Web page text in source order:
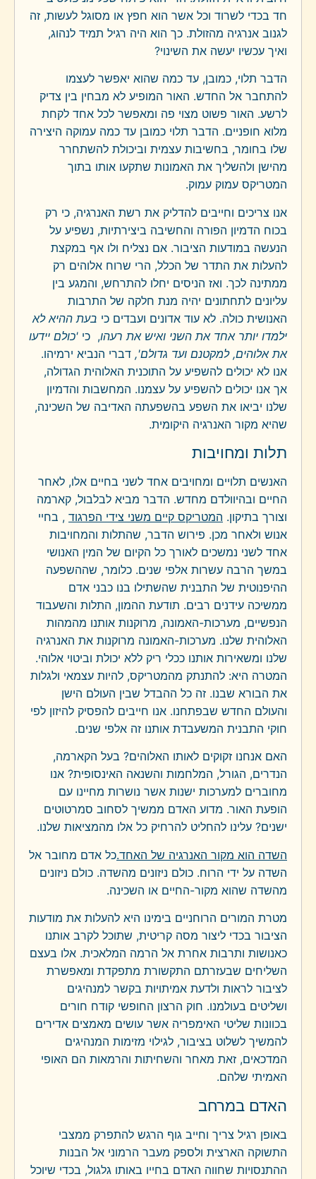
חד בכדי לשרוד וכל אשר הוא חפץ או מסוגל לעשות, זה
לגנוב אנרגיה מהזולת. כך הוא היה רגיל תמיד לנהוג,
ואיך עכשיו יעשה את השינוי?
הדבר תלוי, כמובן, עד כמה שהוא יאפשר לעצמו
להתחבר אל החדש. האור המופיע לא מבחין בין צדיק
לרשע. האור פשוט מצוי פה ומאפשר לכל אחד לקחת
מלוא חופניים. הדבר תלוי כמובן עד כמה עמוקה היצירה
שלו בחומר, בחשיבות עצמית וביכולת להשתחרר
מהישן ולהשליך את האמונות שתקעו אותו בתוך
המטריקס עמוק עמוק.
אנו צריכים וחייבים להדליק את רשת האנרגיה, כי רק
בכוח הדמיון הפורה והחשיבה ביצירתיות, נשפיע על
הנעשה במודעות הציבור. אם נצליח ולו אף במקצת
להעלות את התדר של הכלל, הרי שרוח אלוהים רק
ממתינה לכך. ואז הניסים יחלו להתרחש, והמגע בין
עליונים לתחתונים יהיה מנת חלקה של התרבות
האנושית כולה. לא עוד אדונים ועבדים כי בעת ההיא לא
ילמדו יותר אחד את השני ואיש את רעהו, כי 'כולם יידעו
את אלוהים, למקטנם ועד גדולם', דברי הנביא ירמיהו.
אנו לא יכולים להשפיע על התוכנית האלוהית הגדולה,
אך אנו יכולים להשפיע על עצמנו. המחשבות והדמיון
שלנו יביאו את השפע בהשפעתה האדיבה של השכינה,
שהיא מקור האנרגיה היקומית.
תלות ומחויבות
האנשים תלויים ומחויבים אחד לשני בחיים אלו, לאחר
החיים ובהיוולדם מחדש. הדבר מביא לבלבול, קארמה
וצורך בתיקון. המטריקס קיים משני צידי הפרגוד , בחיי
אנוש ולאחר מכן. פירוש הדבר, שהתלות והמחויבות
אחד לשני נמשכים לאורך כל הקיום של המין האנושי
במשך הרבה עשרות אלפי שנים. כלומר, שההשפעה
ההיפנוטית של התבנית שהשתילו בנו כבני אדם
ממשיכה עידנים רבים. תודעת ההמון, התלות והשעבוד
הנפשיים, מערכות-האמונה, מרוקנות אותנו מהמהות
האלוהית שלנו. מערכות-האמונה מרוקנות את האנרגיה
שלנו ומשאירות אותנו ככלי ריק ללא יכולת וביטוי אלוהי.
המטרה היא: להתנתק מהמטריקס, להיות עצמאי ולגלות
את הבורא שבנו. זה כל ההבדל שבין העולם הישן
והעולם החדש שבפתחנו. אנו חייבים להפסיק להיזון לפי
חוקי התבנית המשעבדת אותנו זה אלפי שנים.
האם אנחנו זקוקים לאותו האלוהים? בעל הקארמה,
הנדרים, הגורל, המלחמות והשנאה האינסופית? אנו
מחוברים למערכות ישנות אשר נושרות מחיינו עם
הופעת האור. מדוע האדם ממשיך לסחוב סמרטוטים
ישנים? עלינו להחליט להרחיק כל אלו מהמציאות שלנו.
השדה הוא מקור האנרגיה של האחד.כל אדם מחובר אל
השדה על ידי הרוח. כולם ניזונים מהשדה. כולם ניזונים
מהשדה שהוא מקור-החיים או השכינה.
מטרת המורים הרוחניים בימינו היא להעלות את מודעות
הציבור בכדי ליצור מסה קריטית, שתוכל לקרב אותנו
כאנושות ותרבות אחרת אל הרמה המלאכית. אלו בעצם
השליחים שבעזרתם התקשורת מתפקדת ומאפשרת
לציבור לראות ולדעת אמיתויות בקשר למנהיגים
ושליטים בעולמנו. חוק הרצון החופשי קודח חורים
בכוונות שליטי האימפריה אשר עושים מאמצים אדירים
להמשיך לשלוט בציבור, לגילוי מזימות המנהיגים
המדכאים, זאת מאחר והשחיתות והרמאות הם האופי
האמיתי שלהם.
האדם במרחב
באופן רגיל צריך וחייב גוף הרגש להתפרק ממצבי
התשוקה הארצית ולספק מעבר הרמוני אל הבנות
ההתנסויות שחווה האדם בחייו באותו גלגול, בכדי שיוכל